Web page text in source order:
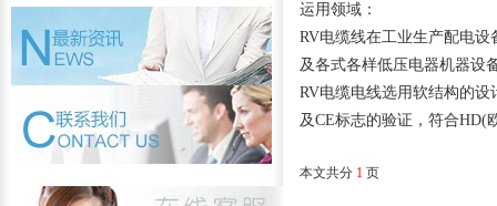
运用领域：
RV电缆线在工业生产配电
及各式各样低压电器机器设
RV电缆电线选用软结构的
及CE标志的验证，符合HD(
本文共分 1 页